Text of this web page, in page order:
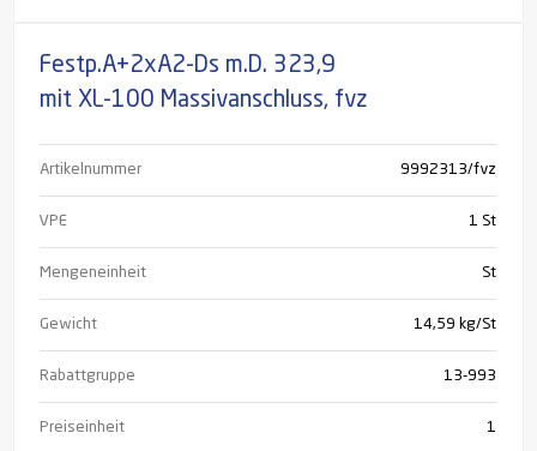
Festp.A+2xA2-Ds m.D. 323,9
mit XL-100 Massivanschluss, fvz
Artikelnummer 9992313/fvz
VPE 1 St
Mengeneinheit St
Gewicht 14,59 kg/St
Rabattgruppe 13-993
Preiseinheit 1